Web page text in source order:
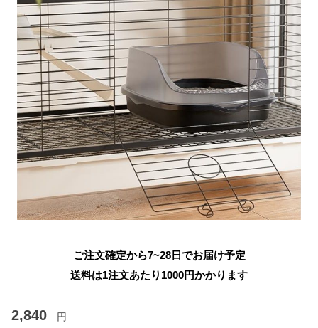
ご注文確定から7~28日でお届け予定
送料は1注文あたり 1000円かかります
2,840 円